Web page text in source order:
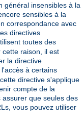
général insensibles à la
sensibles à la
correspondance avec
directives
toutes des
cette raison, il est
la directive
à certains
directive s'applique
compte de la
que seules des
vous pouvez utiliser